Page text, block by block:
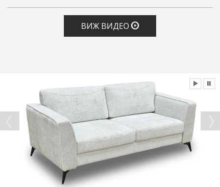
ВИЖ ВИДЕО